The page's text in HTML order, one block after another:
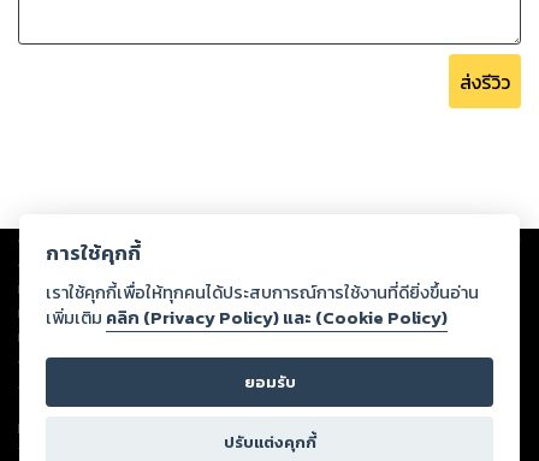
ส่งรีวิว
Copyright © 2026
ต่อผลงานหรือเนื้อหาใดที่อัปโหลดผ่านเว็บไซต์และปรากฏว่าละเมิดสิทธิใน
ทรัพย์สินทางปัญญาของบุคคลอื่นหรือขัดต่อกฎหมายและศีลธรรม ดังนั้น ผู้อ่าน
ทุกท่านโปรดใช้วิจารณญาณในการกลั่นกรองด้วยตนเอง และหากท่านพบว่าส่วน
หนึ่งส่วนใดขัดต่อกฎหมายและศีลธรรม กรุณาแจ้งมายังบริษัท เพื่อทีมงานจะได้
ดำเนินการในทันที ทั้งนี้ ทางสตอรี่ล็อกขอสงวนลิขสิทธิ์ตามพระราชบัญญัติ
ลิขสิทธิ์ พ.ศ. 2537 (ฉบับล่าสุด)
For support: member@ookbee.com
Version
การใช้คุกกี้
เราใช้คุกกี้เพื่อให้ทุกคนได้ประสบการณ์การใช้งานที่ดียิ่งขึ้นอ่าน
เพิ่มเติม คลิก (Privacy Policy) และ (Cookie Policy)
ยอมรับ
ปรับแต่งคุกกี้